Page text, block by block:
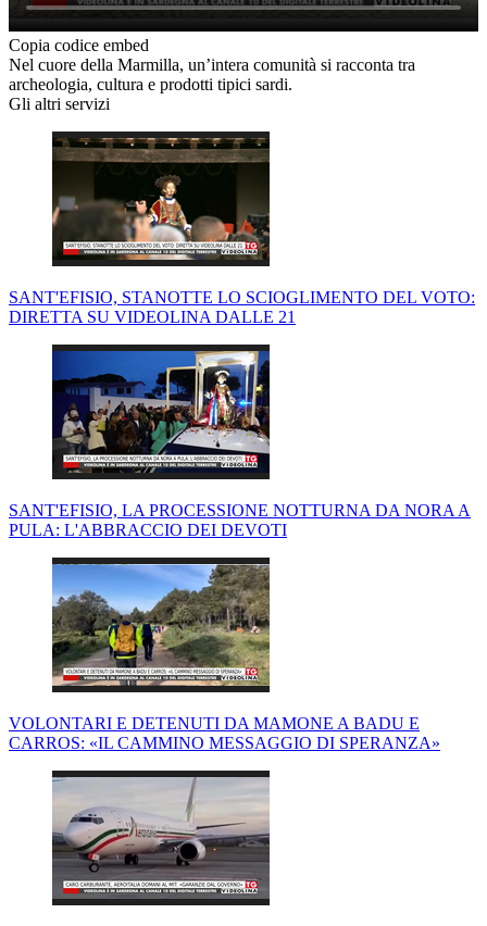
Copia codice embed
Nel cuore della Marmilla, un’intera comunità si racconta tra
archeologia, cultura e prodotti tipici sardi.
Gli altri servizi
SANT'EFISIO, STANOTTE LO SCIOGLIMENTO DEL VOTO:
DIRETTA SU VIDEOLINA DALLE 21
SANT'EFISIO, LA PROCESSIONE NOTTURNA DA NORA A
PULA: L'ABBRACCIO DEI DEVOTI
VOLONTARI E DETENUTI DA MAMONE A BADU E
CARROS: «IL CAMMINO MESSAGGIO DI SPERANZA»